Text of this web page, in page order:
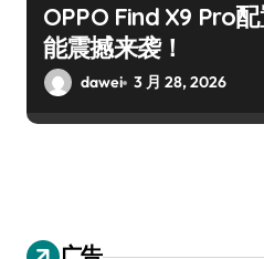
OPPO Find X9 Pro
能震撼来袭！
dawei 3 月 28, 2026